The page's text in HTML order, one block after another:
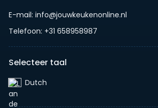
E-mail: info@jouwkeukenonline.nl
Telefoon: +31 658958987
Selecteer taal
Dutch‎